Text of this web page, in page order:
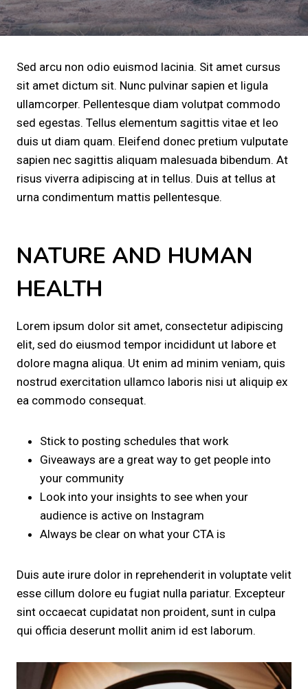
Sed arcu non odio euismod lacinia. Sit amet cursus
sit amet dictum sit. Nunc pulvinar sapien et ligula
ullamcorper. Pellentesque diam volutpat commodo
sed egestas. Tellus elementum sagittis vitae et leo
duis ut diam quam. Eleifend donec pretium vulputate
sapien nec sagittis aliquam malesuada bibendum. At
risus viverra adipiscing at in tellus. Duis at tellus at
urna condimentum mattis pellentesque.
NATURE AND HUMAN
HEALTH
Lorem ipsum dolor sit amet, consectetur adipiscing
elit, sed do eiusmod tempor incididunt ut labore et
dolore magna aliqua. Ut enim ad minim veniam, quis
nostrud exercitation ullamco laboris nisi ut aliquip ex
ea commodo consequat.
Stick to posting schedules that work
Giveaways are a great way to get people into
your community
Look into your insights to see when your
audience is active on Instagram
Always be clear on what your CTA is
Duis aute irure dolor in reprehenderit in voluptate velit
esse cillum dolore eu fugiat nulla pariatur. Excepteur
sint occaecat cupidatat non proident, sunt in culpa
qui officia deserunt mollit anim id est laborum.